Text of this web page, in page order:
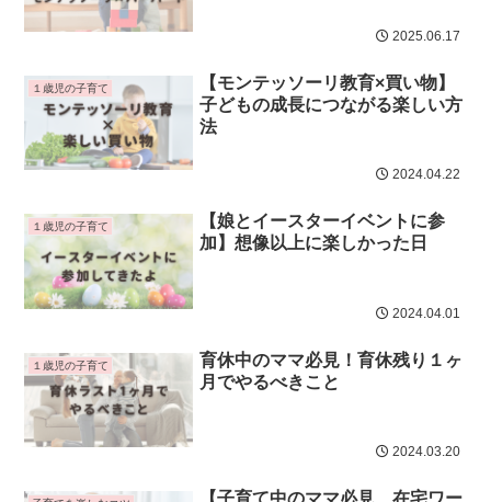
2025.06.17
１歳児の子育て
【モンテッソーリ教育×買い物】
子どもの成長につながる楽しい方
法
2024.04.22
１歳児の子育て
【娘とイースターイベントに参
加】想像以上に楽しかった日
2024.04.01
１歳児の子育て
育休中のママ必見！育休残り１ヶ
月でやるべきこと
2024.03.20
【子育て中のママ必見 在宅ワー